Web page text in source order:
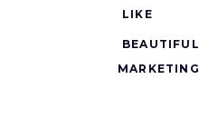
LIKE
BEAUTIFUL
MARKETING